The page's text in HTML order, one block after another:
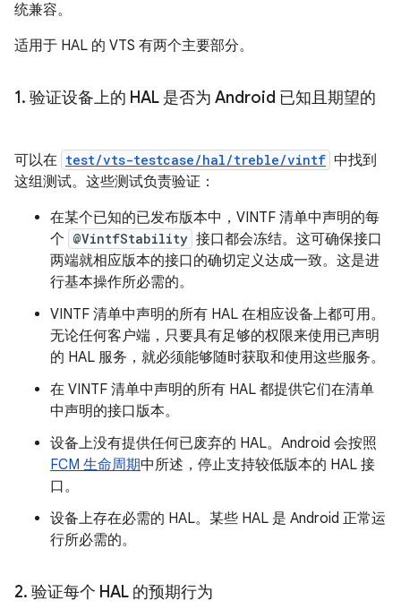
统兼容。
适用于 HAL 的 VTS 有两个主要部分。
1. 验证设备上的 HAL 是否为 Android 已知且期望的
可以在 test/vts-testcase/hal/treble/vintf 中找到
这组测试。这些测试负责验证：
在某个已知的已发布版本中，VINTF 清单中声明的每
个 @VintfStability 接口都会冻结。这可确保接口
两端就相应版本的接口的确切定义达成一致。这是进
行基本操作所必需的。
VINTF 清单中声明的所有 HAL 在相应设备上都可用。
无论任何客户端，只要具有足够的权限来使用已声明
的 HAL 服务，就必须能够随时获取和使用这些服务。
在 VINTF 清单中声明的所有 HAL 都提供它们在清单
中声明的接口版本。
设备上没有提供任何已废弃的 HAL。Android 会按照
FCM 生命周期中所述，停止支持较低版本的 HAL 接
口。
设备上存在必需的 HAL。某些 HAL 是 Android 正常运
行所必需的。
2. 验证每个 HAL 的预期行为